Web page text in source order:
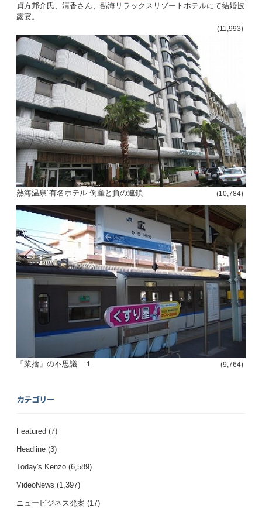
貞方邦介氏、清香さん、熱海リラックスリゾートホテルにて結婚披
露宴。
(11,993)
熱海温泉”有名ホテル”倒産と負の連鎖 (10,784)
「業捨」の不思議 １ (9,764)
カテゴリー
Featured (7)
Headline (3)
Today's Kenzo (6,589)
VideoNews (1,397)
ニュービジネス発案 (17)